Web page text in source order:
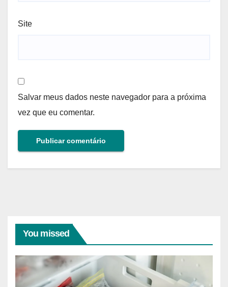
Site
Salvar meus dados neste navegador para a próxima
vez que eu comentar.
You missed